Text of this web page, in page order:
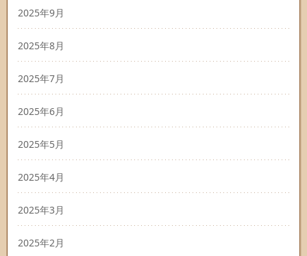
2025年9月
2025年8月
2025年7月
2025年6月
2025年5月
2025年4月
2025年3月
2025年2月